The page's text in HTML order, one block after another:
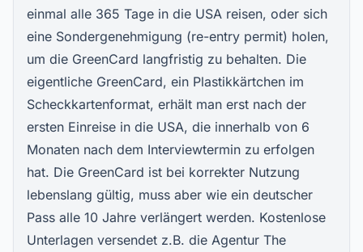
einmal alle 365 Tage in die USA reisen, oder sich
eine Sondergenehmigung (re-entry permit) holen,
um die GreenCard langfristig zu behalten. Die
eigentliche GreenCard, ein Plastikkärtchen im
Scheckkartenformat, erhält man erst nach der
ersten Einreise in die USA, die innerhalb von 6
Monaten nach dem Interviewtermin zu erfolgen
hat. Die GreenCard ist bei korrekter Nutzung
lebenslang gültig, muss aber wie ein deutscher
Pass alle 10 Jahre verlängert werden. Kostenlose
Unterlagen versendet z.B. die Agentur The